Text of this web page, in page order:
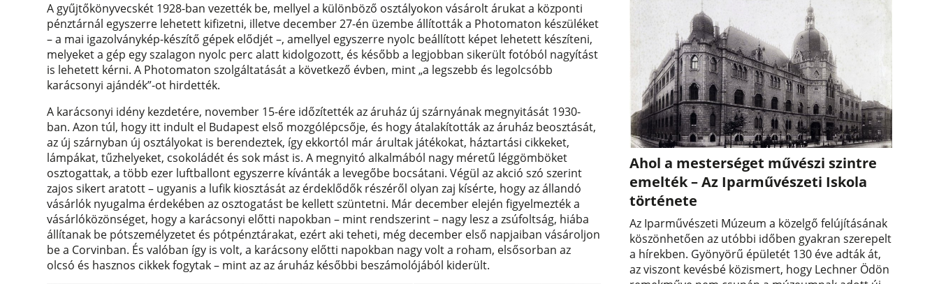
A gyűjtőkönyvecskét 1928-ban vezették be, mellyel a különböző osztályokon vásárolt árukat a központi
pénztárnál egyszerre lehetett kifizetni, illetve december 27-én üzembe állították a Photomaton készüléket
– a mai igazolványkép-készítő gépek elődjét –, amellyel egyszerre nyolc beállított képet lehetett készíteni,
melyeket a gép egy szalagon nyolc perc alatt kidolgozott, és később a legjobban sikerült fotóból nagyítást
is lehetett kérni. A Photomaton szolgáltatását a következő évben, mint „a legszebb és legolcsóbb
karácsonyi ajándék”-ot hirdették.
A karácsonyi idény kezdetére, november 15-ére időzítették az áruház új szárnyának megnyitását 1930-
ban. Azon túl, hogy itt indult el Budapest első mozgólépcsője, és hogy átalakították az áruház beosztását,
az új szárnyban új osztályokat is berendeztek, így ekkortól már árultak játékokat, háztartási cikkeket,
lámpákat, tűzhelyeket, csokoládét és sok mást is. A megnyitó alkalmából nagy méretű léggömböket
osztogattak, a több ezer luftballont egyszerre kívánták a levegőbe bocsátani. Végül az akció szó szerint
zajos sikert aratott – ugyanis a lufik kiosztását az érdeklődők részéről olyan zaj kísérte, hogy az állandó
vásárlók nyugalma érdekében az osztogatást be kellett szüntetni. Már december elején figyelmezték a
vásárlóközönséget, hogy a karácsonyi előtti napokban – mint rendszerint – nagy lesz a zsúfoltság, hiába
állítanak be pótszemélyzetet és pótpénztárakat, ezért aki teheti, még december első napjaiban vásároljon
be a Corvinban. És valóban így is volt, a karácsony előtti napokban nagy volt a roham, elsősorban az
olcsó és hasznos cikkek fogytak – mint az az áruház későbbi beszámolójából kiderült.
Ahol a mesterséget művészi szintre
emelték – Az Iparművészeti Iskola
története
Az Iparművészeti Múzeum a közelgő felújításának
köszönhetően az utóbbi időben gyakran szerepelt
a hírekben. Gyönyörű épületét 130 éve adták át,
az viszont kevésbé közismert, hogy Lechner Ödön